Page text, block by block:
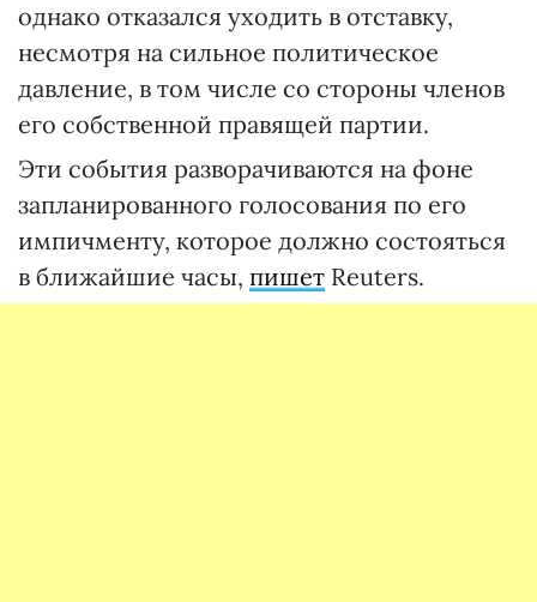
однако отказался уходить в отставку,
несмотря на сильное политическое
давление, в том числе со стороны членов
его собственной правящей партии.
Эти события разворачиваются на фоне
запланированного голосования по его
импичменту, которое должно состояться
в ближайшие часы, пишет Reuters.